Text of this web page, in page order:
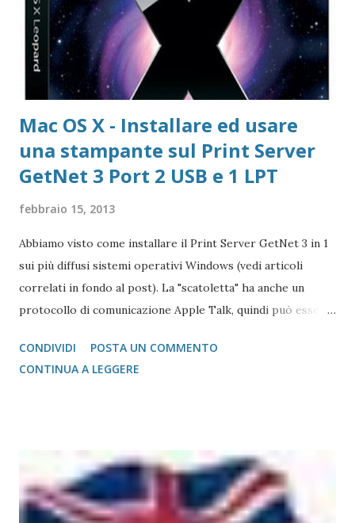
di Download di VLC Pix Resizer for Windows Pagina
dell'autore del progr...
Mac OS X - Installare ed usare
una stampante sul Print Server
GetNet 3 Port 2 USB e 1 LPT
febbraio 15, 2013
Abbiamo visto come installare il Print Server GetNet 3 in 1
sui più diffusi sistemi operativi Windows (vedi articoli
correlati in fondo al post). La "scatoletta" ha anche un
protocollo di comunicazione Apple Talk, quindi può essere
gestione post script integrata (quasi tutte le stampanti
salvo quelle del gruppo Ricoh che hanno bisogno di un
non è necessario scegliere tra moltissimi modelli, ma si
gestisce in modo più semplice. Purtroppo sul Mac non è
possibile (allo stato attuale) collegare print server di tipo
CONDIVIDI
POSTA UN COMMENTO
CONTINUA A LEGGERE